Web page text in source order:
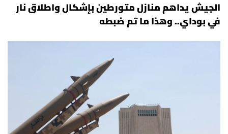
شروط الإشتراك
Digital solutions by
الجيش يداهم منازل متورطين بإشكال واطلاق نار
في بوداي.. وهذا ما تم ضبطه